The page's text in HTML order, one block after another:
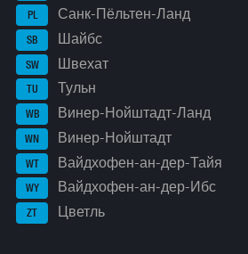
PL Санк-Пёльтен-Ланд
SB Шайбс
SW Швехат
TU Тульн
WB Винер-Нойштадт-Ланд
WN Винер-Нойштадт
WT Вайдхофен-ан-дер-Тайя
WY Вайдхофен-ан-дер-Ибс
ZT Цветль